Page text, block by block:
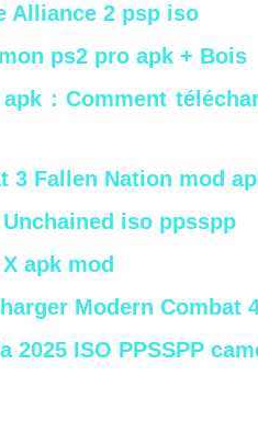
Alliance 2 psp iso
ps2 pro apk + Bois
: Comment
3 Fallen Nation mod
iso ppsspp
apk mod
Modern Combat
2025 ISO PPSSPP